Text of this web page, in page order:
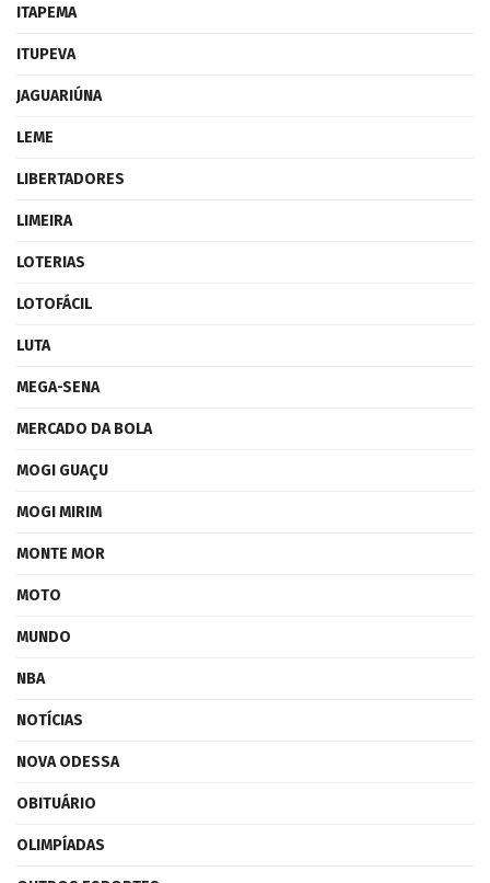
ITAPEMA
ITUPEVA
JAGUARIÚNA
LEME
LIBERTADORES
LIMEIRA
LOTERIAS
LOTOFÁCIL
LUTA
MEGA-SENA
MERCADO DA BOLA
MOGI GUAÇU
MOGI MIRIM
MONTE MOR
MOTO
MUNDO
NBA
NOTÍCIAS
NOVA ODESSA
OBITUÁRIO
OLIMPÍADAS